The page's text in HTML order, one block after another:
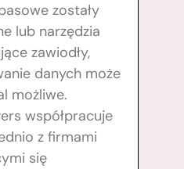
zostały
lub narzędzia
zawiodły,
danych może
możliwe.
współpracuje
z firmami
się